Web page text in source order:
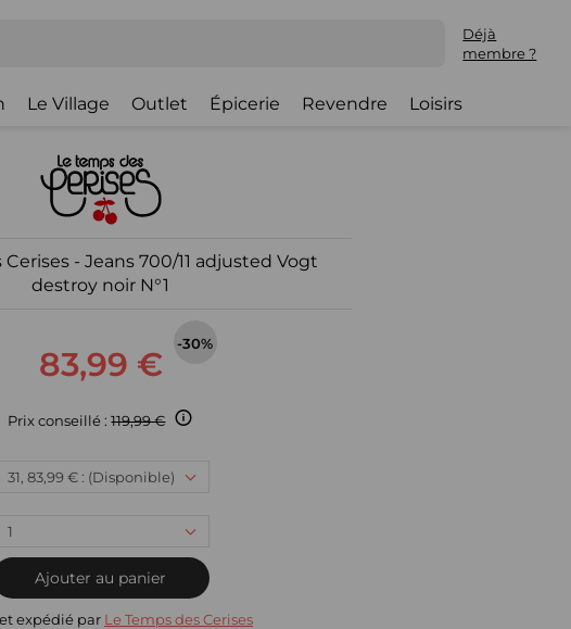
Déjà
membre ?
Le Village Outlet Épicerie Revendre Loisirs
Cerises - Jeans 700/11 adjusted Vogt
destroy noir N°1
83,99 €
-30%
Prix conseillé :119,99 €
31, 83,99 € : (Disponible)
1
Ajouter au panier
expédié par Le Temps des Cerises